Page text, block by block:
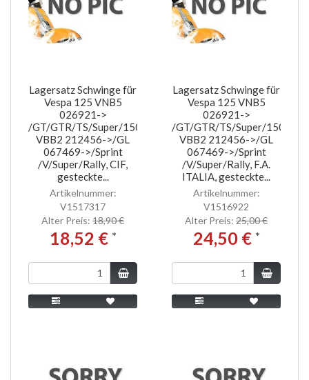
Lagersatz Schwinge für
Vespa 125 VNB5
026921->
/GT/GTR/TS/Super/150
VBB2 212456->/GL
067469->/Sprint
/V/Super/Rally, CIF,
gesteckte...
Artikelnummer:
V1517317
Alter Preis: 18,90 €
18,52 € *
Lagersatz Schwinge für
Vespa 125 VNB5
026921->
/GT/GTR/TS/Super/150
VBB2 212456->/GL
067469->/Sprint
/V/Super/Rally, F.A.
ITALIA, gesteckte...
Artikelnummer:
V1516922
Alter Preis: 25,00 €
24,50 € *